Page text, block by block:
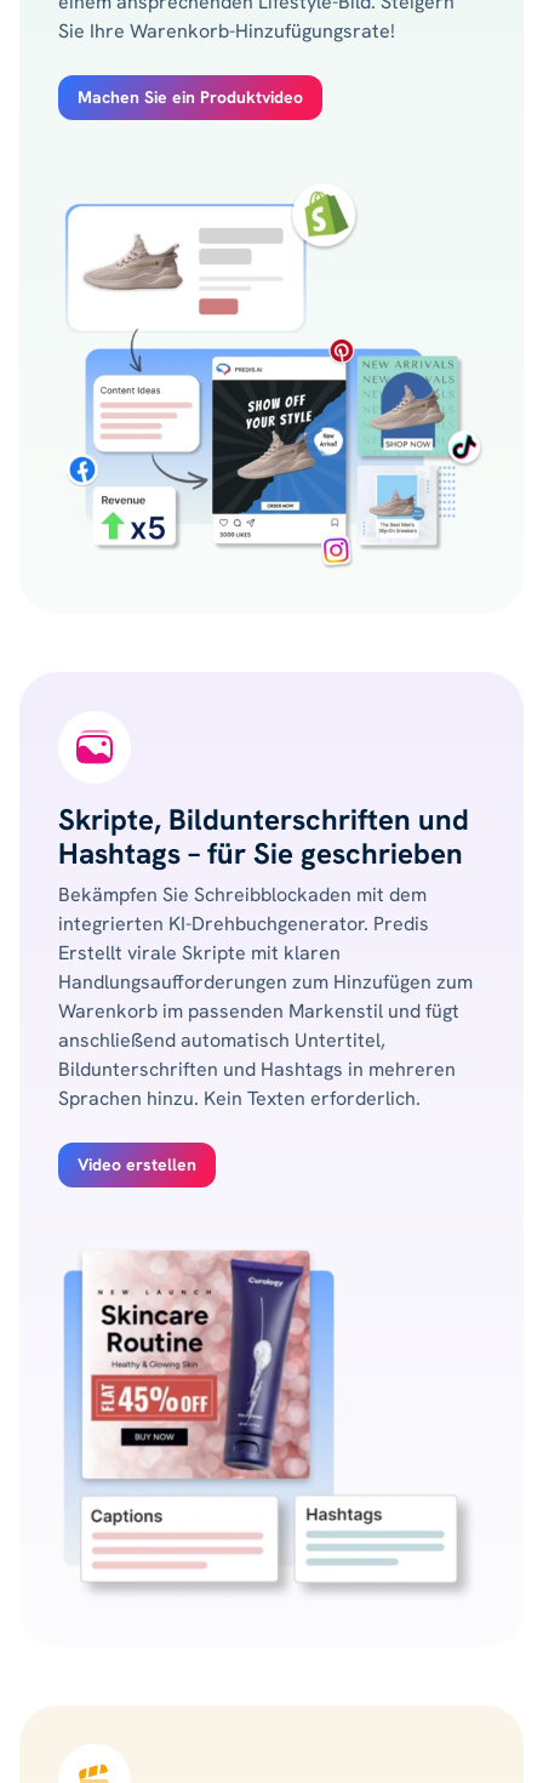
Sie Ihre Warenkorb-Hinzufügungsrate!
Machen Sie ein Produktvideo
Skripte, Bildunterschriften und
Hashtags – für Sie geschrieben
Bekämpfen Sie Schreibblockaden mit dem
integrierten KI-Drehbuchgenerator. Predis
Erstellt virale Skripte mit klaren
Handlungsaufforderungen zum Hinzufügen zum
Warenkorb im passenden Markenstil und fügt
anschließend automatisch Untertitel,
Bildunterschriften und Hashtags in mehreren
Sprachen hinzu. Kein Texten erforderlich.
Video erstellen